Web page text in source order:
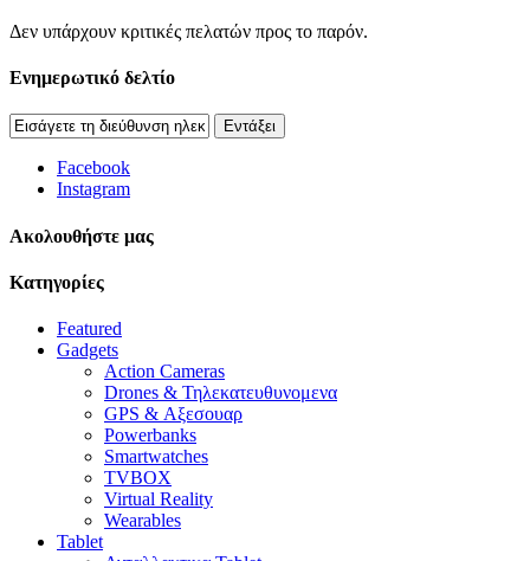
Δεν υπάρχουν κριτικές πελατών προς το παρόν.
Ενημερωτικό δελτίο
Εντάξει
Facebook
Instagram
Aκολουθήστε μας
Κατηγορίες
Featured
Gadgets
Action Cameras
Drones & Τηλεκατευθυνομενα
GPS & Αξεσουαρ
Powerbanks
Smartwatches
TVBOX
Virtual Reality
Wearables
Tablet